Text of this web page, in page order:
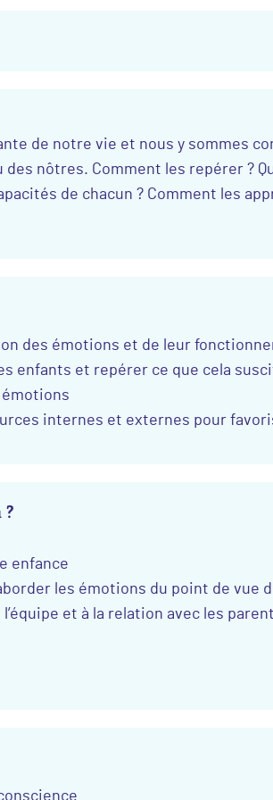
de notre vie et nous y sommes
des nôtres. Comment les repérer ?
de chacun ? Comment les
des émotions et de leur
enfants et repérer ce que cela
émotions
internes et externes pour
?
enfance
les émotions du point de vue
l’équipe et à la relation avec les